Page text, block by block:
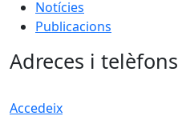
Notícies
Publicacions
Adreces i telèfons
Accedeix